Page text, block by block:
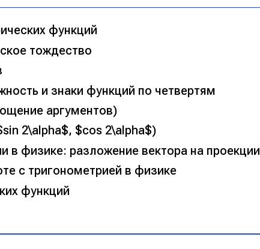
функций
тождество
и знаки функций по четвертям
аргументов)
2\alpha$, $cos 2\alpha$)
в физике: разложение вектора на проекции
с тригонометрией в физике
функций